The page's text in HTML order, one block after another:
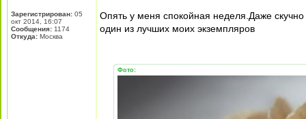
Зарегистрирован: 05
окт 2014, 16:07
Сообщения: 1174
Откуда: Москва
Опять у меня спокойная неделя.Даже
один из лучших моих экземпляров
Фото: